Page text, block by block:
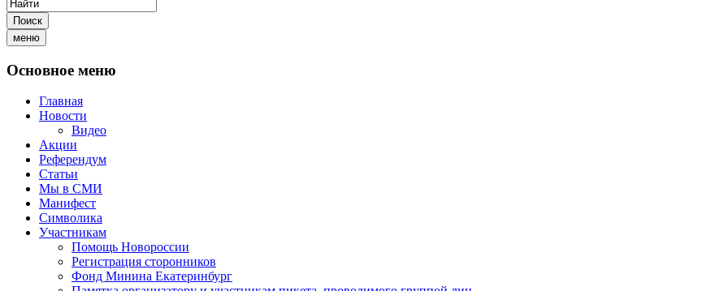
Поиск
меню
Основное меню
Главная
Новости
Видео
Акции
Референдум
Статьи
Мы в СМИ
Манифест
Символика
Участникам
Помощь Новороссии
Регистрация сторонников
Фонд Минина Екатеринбург